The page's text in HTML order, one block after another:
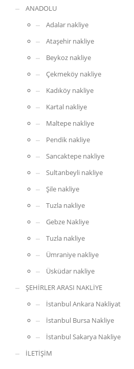
ANADOLU
Adalar nakliye
Ataşehir nakliye
Beykoz nakliye
Çekmeköy nakliye
Kadıköy nakliye
Kartal nakliye
Maltepe nakliye
Pendik nakliye
Sancaktepe nakliye
Sultanbeyli nakliye
Şile nakliye
Tuzla nakliye
Gebze Nakliye
Tuzla nakliye
Ümraniye nakliye
Üsküdar nakliye
ŞEHİRLER ARASI NAKLİYE
İstanbul Ankara Nakliyat
İstanbul Bursa Nakliye
İstanbul Sakarya Nakliye
İLETİŞİM